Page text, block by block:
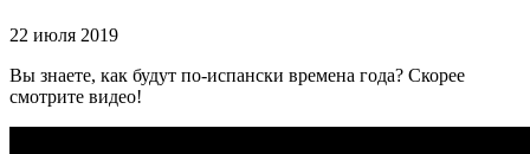
22 июля 2019
Вы знаете, как будут по-испански времена года? Скорее
смотрите видео!